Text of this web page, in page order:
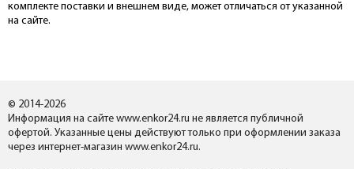
комплекте поставки и внешнем виде, может отличаться от указанной
на сайте.
© 2014-2026
Информация на сайте www.enkor24.ru не является публичной
офертой. Указанные цены действуют только при оформлении заказа
через интернет-магазин www.enkor24.ru.